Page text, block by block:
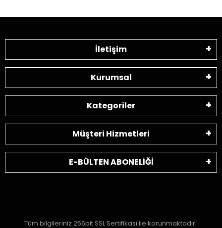
İletişim
Kurumsal
Kategoriler
Müşteri Hizmetleri
E-BÜLTEN ABONELİĞİ
Tüm bilgileriniz 256bit SSL Sertifikası ile korunmaktadır.